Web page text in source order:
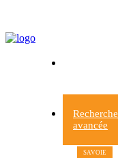
Recherche
avancée
SAVOIE